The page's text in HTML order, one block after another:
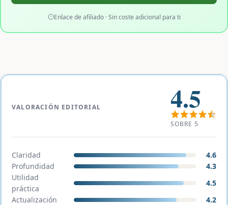
Enlace de afiliado · Sin coste adicional para ti
VALORACIÓN EDITORIAL 4.5
SOBRE 5
Claridad
4.6
Profundidad
4.3
Utilidad
práctica
4.5
Actualización
4.2